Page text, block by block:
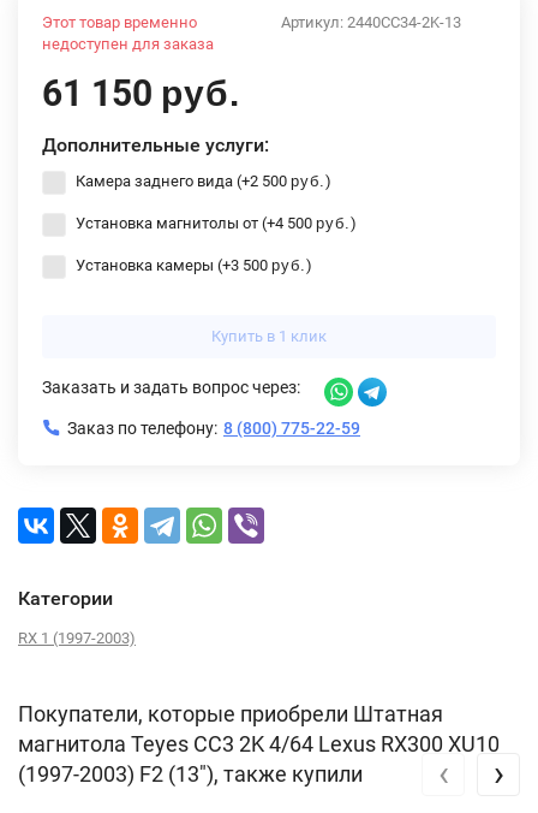
Артикул: 2440CC34-2K-13
Этот товар временно
недоступен для заказа
61 150 руб.
Дополнительные услуги:
Камера заднего вида (+2 500 руб. )
Установка магнитолы от (+4 500 руб. )
Установка камеры (+3 500 руб. )
Купить в 1 клик
Заказать и задать вопрос через:
Заказ по телефону: 8 (800) 775-22-59
Категории
RX 1 (1997-2003)
Покупатели, которые приобрели Штатная
магнитола Teyes CC3 2K 4/64 Lexus RX300 XU10
(1997-2003) F2 (13"), также купили
‹ ›